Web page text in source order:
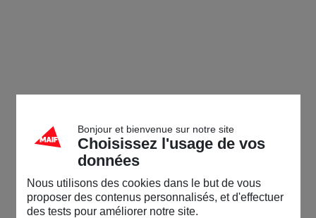
Bonjour et bienvenue sur notre site
Choisissez l'usage de vos
données
Nous utilisons des cookies dans le but de vous
proposer des contenus personnalisés, et d'effectuer
des tests pour améliorer notre site.